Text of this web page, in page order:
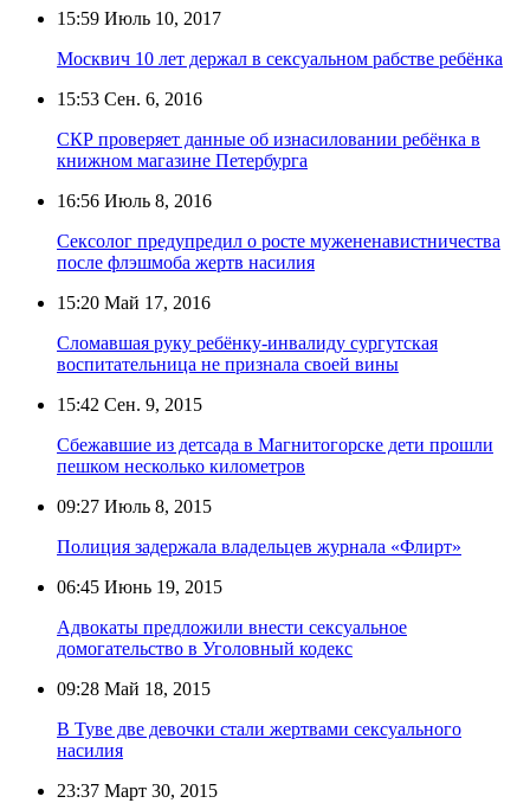
15:59 Июль 10, 2017
Москвич 10 лет держал в сексуальном рабстве ребёнка
15:53 Сен. 6, 2016
СКР проверяет данные об изнасиловании ребёнка в
книжном магазине Петербурга
16:56 Июль 8, 2016
Сексолог предупредил о росте мужененавистничества
после флэшмоба жертв насилия
15:20 Май 17, 2016
Сломавшая руку ребёнку-инвалиду сургутская
воспитательница не признала своей вины
15:42 Сен. 9, 2015
Сбежавшие из детсада в Магнитогорске дети прошли
пешком несколько километров
09:27 Июль 8, 2015
Полиция задержала владельцев журнала «Флирт»
06:45 Июнь 19, 2015
Адвокаты предложили внести сексуальное
домогательство в Уголовный кодекс
09:28 Май 18, 2015
В Туве две девочки стали жертвами сексуального
насилия
23:37 Март 30, 2015